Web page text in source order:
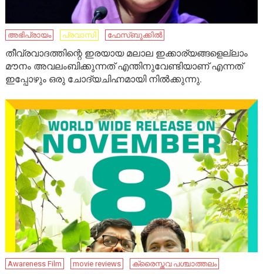
അഭിപ്രായം പ്രവാസി ഫേസ്ബുക്കിൽ
തീവ്രവാദത്തിന്റെ ഇരയായ മലാല ഇക്കാര്യങ്ങളെല്ലാം
മൗനം അവലംബിക്കുന്നത് എന്തിനുവേണ്ടിയാണ് എന്നത്
ഇപ്പോഴും ഒരു ചോദ്യചിഹ്നമായി നിൽക്കുന്നു.
Awareness Film movie reviews
ക്രൈസ്തവ പശ്ചാത്തലം